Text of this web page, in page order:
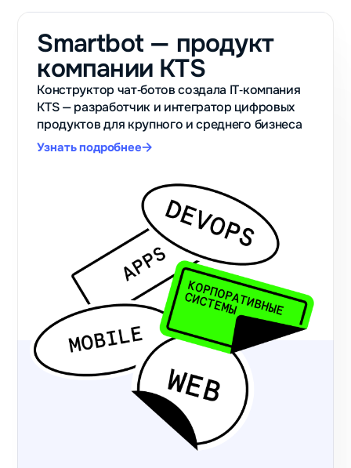
Smartbot — продукт
компании KTS
Конструктор чат‑ботов создала IT‑компания
KTS — разработчик и интегратор цифровых
продуктов для крупного и среднего бизнеса
Узнать подробнее